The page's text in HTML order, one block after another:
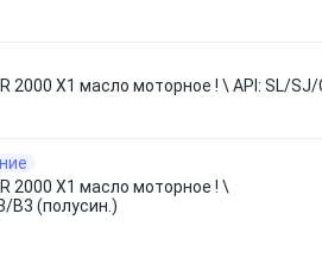
2000 X1 масло моторное ! \ API: SL/SJ/
2000 X1 масло моторное ! \
B3 (полусин.)